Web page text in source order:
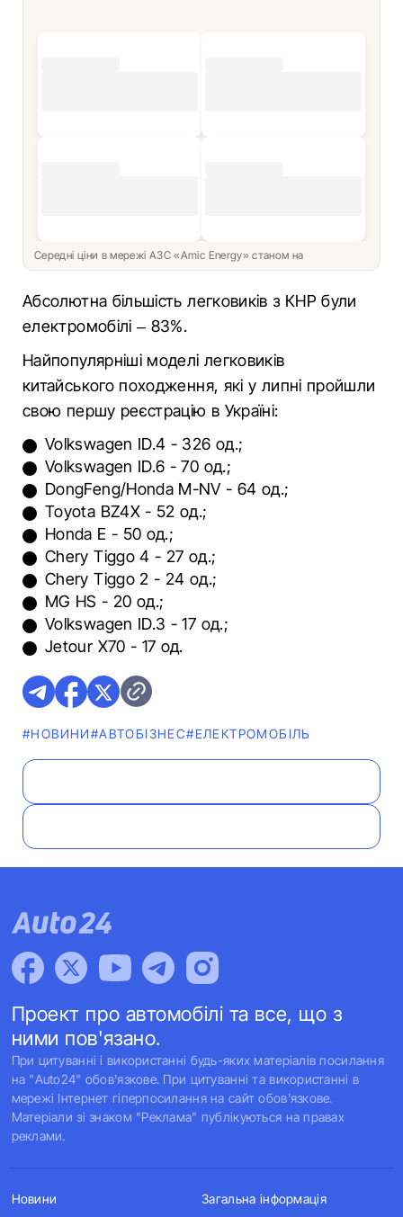
Середні ціни в мережі АЗС «Amic Energy» станом на
Абсолютна більшість легковиків з КНР були
електромобілі – 83%.
Найпопулярніші моделі легковиків
китайського походження, які у липні пройшли
свою першу реєстрацію в Україні:
Volkswagen ID.4 - 326 од.;
Volkswagen ID.6 - 70 од.;
DongFeng/Honda M-NV - 64 од.;
Toyota BZ4X - 52 од.;
Honda E - 50 од.;
Chery Tiggo 4 - 27 од.;
Chery Tiggo 2 - 24 од.;
MG HS - 20 од.;
Volkswagen ID.3 - 17 од.;
Jetour X70 - 17 од.
#НОВИНИ#АВТОБІЗНЕС#ЕЛЕКТРОМОБІЛЬ
Проект про автомобілі та все, що з
ними пов'язано.
При цитуванні і використанні будь-яких матеріалів посилання
на "Auto24" обов'язкове. При цитуванні та використанні в
мережі Інтернет гіперпосилання на сайт обов'язкове.
Матеріали зі знаком "Реклама" публікуються на правах
реклами.
Новини Загальна інформація